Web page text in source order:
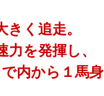
く追走。
を発揮し、
内から１馬身